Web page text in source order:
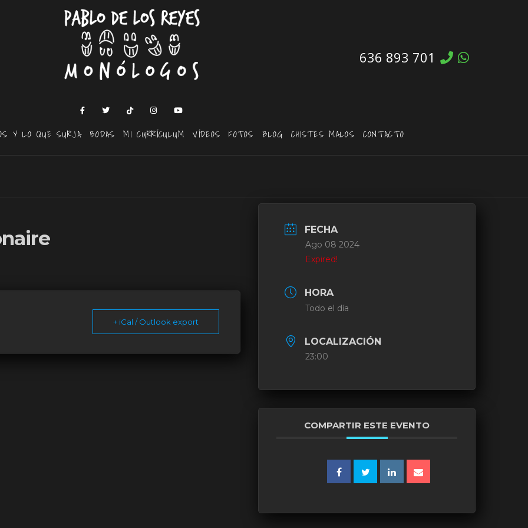
636 893 701
Y LO QUE SURJA BODAS MI CURRÍCULUM VÍDEOS FOTOS BLOG CHISTES MALOS CONTACTO
+ iCal / Outlook export
FECHA
Ago 08 2024
Expired!
HORA
Todo el día
LOCALIZACIÓN
23:00
COMPARTIR ESTE EVENTO